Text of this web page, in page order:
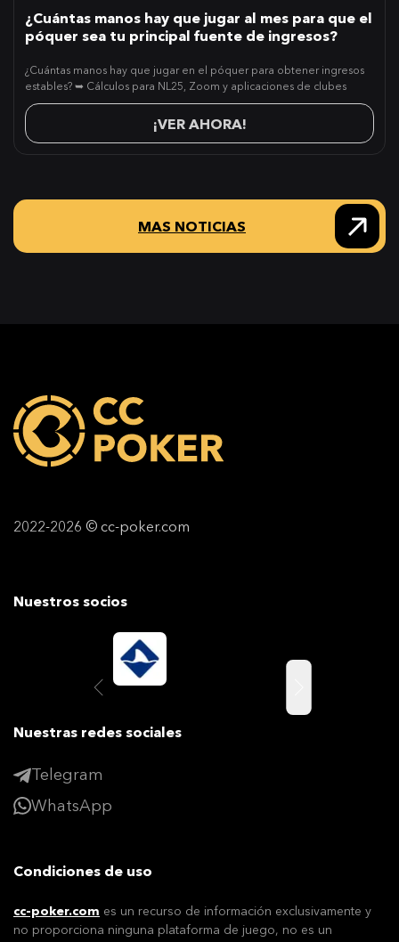
¿Cuántas manos hay que jugar al mes para que el
póquer sea tu principal fuente de ingresos?
¿Cuántas manos hay que jugar en el póquer para obtener ingresos
estables? ➥ Cálculos para NL25, Zoom y aplicaciones de clubes
¡VER AHORA!
MAS NOTICIAS
2022-2026 © cc-poker.com
Nuestros socios
Nuestras redes sociales
Telegram
WhatsApp
Condiciones de uso
cc-poker.com es un recurso de información exclusivamente y
no proporciona ninguna plataforma de juego, no es un